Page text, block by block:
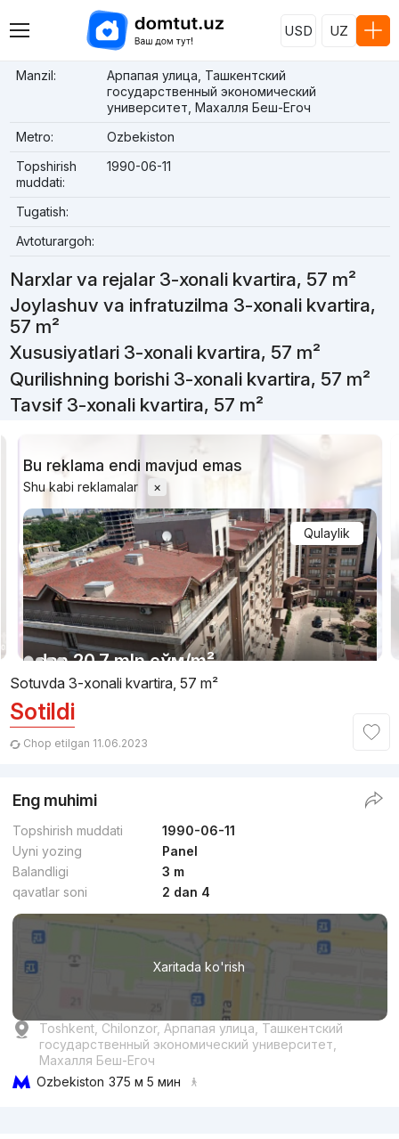
USD UZ
Manzil:
Арпапая улица, Ташкентский
государственный экономический
университет, Махалля Беш-Егоч
Metro:
Ozbekiston
Topshirish
muddati:
1990-06-11
Tugatish:
Avtoturargoh:
Narxlar va rejalar 3-xonali kvartira, 57 m²
Joylashuv va infratuzilma 3-xonali kvartira,
57 m²
Xususiyatlari 3-xonali kvartira, 57 m²
Qurilishning borishi 3-xonali kvartira, 57 m²
Tavsif 3-xonali kvartira, 57 m²
Bu reklama endi mavjud emas
Shu kabi reklamalar ×
Qulaylik
dan20.7 mln сўм/m²
Topshirilishi 4kv 2026
TJ «Seoul Riverside»
dan
3-xonali kvartira, 70 m²
+998 (95) 849...
1/11
Sotuvda 3-xonali kvartira, 57 m²
Sotildi
Chop etilgan 11.06.2023
Eng muhimi
Topshirish muddati
1990-06-11
Uyni yozing
Panel
Balandligi
3 m
qavatlar soni
2 dan 4
Xaritada ko'rish
Toshkent, Chilonzor, Арпапая улица, Ташкентский
государственный экономический университет,
Махалля Беш-Егоч
Ozbekiston 375 м 5 мин